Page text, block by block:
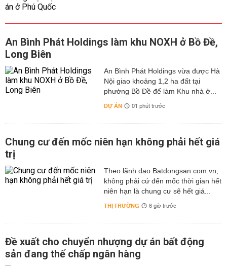
An Bình Phát Holdings làm khu NOXH ở Bồ Đề,
Long Biên
An Bình Phát Holdings vừa được Hà
Nội giao khoảng 1,2 ha đất tại
phường Bồ Đề để làm Khu nhà ở...
DỰ ÁN 01 phút trước
Chung cư đến mốc niên hạn không phải hết giá
trị
Theo lãnh đạo Batdongsan.com.vn,
không phải cứ đến mốc thời gian hết
niên hạn là chung cư sẽ hết giá...
THỊ TRƯỜNG 6 giờ trước
Đề xuất cho chuyển nhượng dự án bất động
sản đang thế chấp ngân hàng